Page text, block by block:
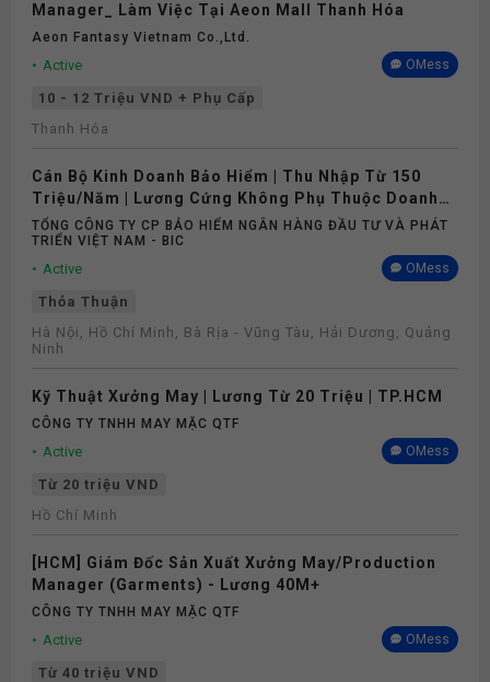
Manager_ Làm Việc Tại Aeon Mall Thanh Hóa
Aeon Fantasy Vietnam Co.,ltd.
Active OMess
10 - 12 Triệu VND + Phụ Cấp
Thanh Hóa
Cán Bộ Kinh Doanh Bảo Hiểm | Thu Nhập Từ 150
Triệu/Năm | Lương Cứng Không Phụ Thuộc Doanh
Số
TỔNG CÔNG TY CP BẢO HIỂM NGÂN HÀNG ĐẦU TƯ VÀ PHÁT
TRIỂN VIỆT NAM - BIC
Active OMess
Thỏa Thuận
Hà Nội, Hồ Chí Minh, Bà Rịa - Vũng Tàu, Hải Dương, Quảng
Ninh
Kỹ Thuật Xưởng May | Lương Từ 20 Triệu | TP.HCM
CÔNG TY TNHH MAY MẶC QTF
Active OMess
Từ 20 triệu VND
Hồ Chí Minh
[HCM] Giám Đốc Sản Xuất Xưởng May/Production
Manager (Garments) - Lương 40M+
CÔNG TY TNHH MAY MẶC QTF
Active OMess
Từ 40 triệu VND